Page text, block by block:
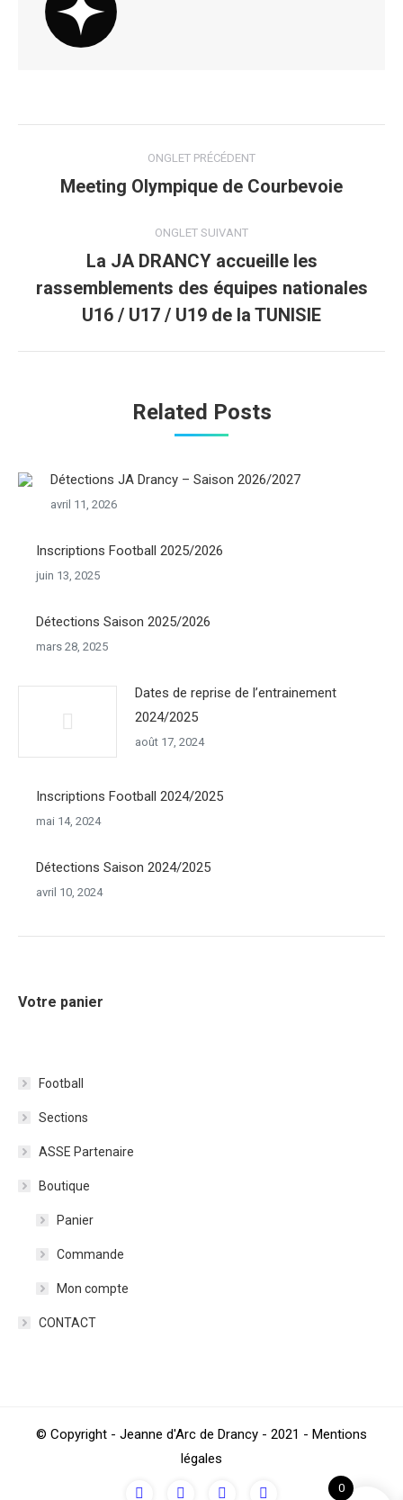
commentaire
ONGLET PRÉCÉDENT
Onglet
Meeting Olympique de Courbevoie
ONGLET SUIVANT
Onglet
suivant
La JA DRANCY accueille les
rassemblements des équipes nationales
U16 / U17 / U19 de la TUNISIE
Related Posts
Détections JA Drancy – Saison 2026/2027
avril 11, 2026
Inscriptions Football 2025/2026
juin 13, 2025
Détections Saison 2025/2026
mars 28, 2025
Dates de reprise de l’entrainement
2024/2025
août 17, 2024
Inscriptions Football 2024/2025
mai 14, 2024
Détections Saison 2024/2025
avril 10, 2024
Votre panier
Football
Sections
ASSE Partenaire
Boutique
Panier
Commande
Mon compte
CONTACT
0
© Copyright - Jeanne d'Arc de Drancy - 2021 - Mentions
légales